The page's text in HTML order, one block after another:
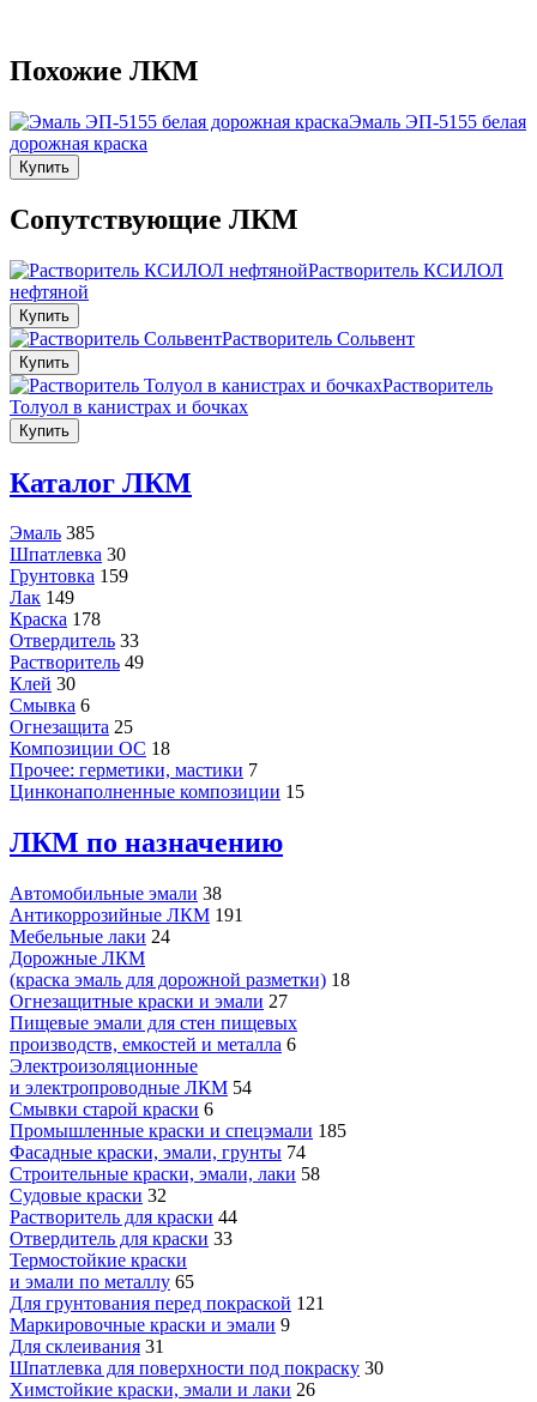
Похожие ЛКМ
Эмаль ЭП-5155 белая
дорожная краска
Купить
Сопутствующие ЛКМ
Растворитель КСИЛОЛ
нефтяной
Купить
Растворитель Сольвент
Купить
Растворитель
Толуол в канистрах и бочках
Купить
Каталог ЛКМ
Эмаль 385
Шпатлевка 30
Грунтовка 159
Лак 149
Краска 178
Отвердитель 33
Растворитель 49
Клей 30
Смывка 6
Огнезащита 25
Композиции ОС 18
Прочее: герметики, мастики 7
Цинконаполненные композиции 15
ЛКМ по назначению
Автомобильные эмали 38
Антикоррозийные ЛКМ 191
Мебельные лаки 24
Дорожные ЛКМ
(краска эмаль для дорожной разметки) 18
Огнезащитные краски и эмали 27
Пищевые эмали для стен пищевых
производств, емкостей и металла 6
Электроизоляционные
и электропроводные ЛКМ 54
Смывки старой краски 6
Промышленные краски и спецэмали 185
Фасадные краски, эмали, грунты 74
Строительные краски, эмали, лаки 58
Судовые краски 32
Растворитель для краски 44
Отвердитель для краски 33
Термостойкие краски
и эмали по металлу 65
Для грунтования перед покраской 121
Маркировочные краски и эмали 9
Для склеивания 31
Шпатлевка для поверхности под покраску 30
Химстойкие краски, эмали и лаки 26